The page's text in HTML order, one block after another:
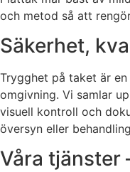
och metod så att
Säkerhet,
Trygghet på taket är
omgivning. Vi samlar
visuell kontroll och
översyn eller
Våra tjänster